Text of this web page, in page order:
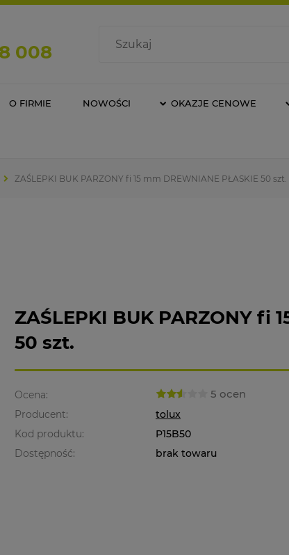
008
O FIRMIE NOWOŚCI OKAZJE CENOWE
ZAŚLEPKI BUK PARZONY fi 15 mm DREWNIANE PŁASKIE 50 szt.
ZAŚLEPKI BUK PARZONY fi
50 szt.
Ocena: 5 ocen
Producent:
tolux
Kod produktu:
P15B50
Dostępność:
brak towaru